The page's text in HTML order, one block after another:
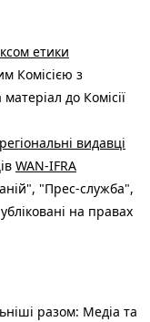
етики
Комісією з
до Комісії
видавці
WAN-IFRA
"Прес-служба",
на правах
разом: Медіа та